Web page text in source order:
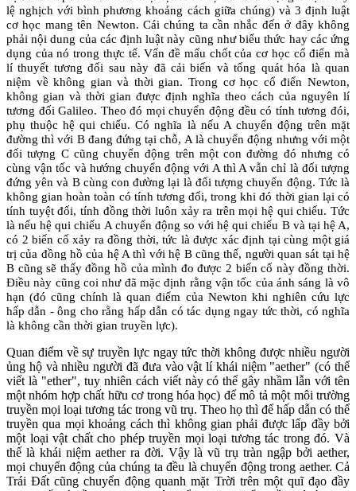
lệ nghịch với bình phương khoảng cách giữa chúng) và 3 định luật
cơ học mang tên Newton. Cái chúng ta cần nhắc đến ở đây không
phải nội dung của các định luật này cũng như biểu thức hay các ứng
dụng của nó trong thực tế. Vấn đề mấu chốt của cơ học cổ điển mà
lí thuyết tương đối sau này đã cải biến và tổng quát hóa là quan
niệm về không gian và thời gian. Trong cơ học cổ điển Newton,
không gian và thời gian được định nghĩa theo cách của nguyên lí
tương đối Galileo. Theo đó mọi chuyển động đều có tính tương đói,
phụ thuộc hệ qui chiếu. Có nghĩa là nếu A chuyển động trên mặt
đường thì với B đang đứng tại chỗ, A là chuyển động nhưng với một
đối tượng C cũng chuyển động trên một con đường đó nhưng có
cùng vận tốc và hướng chuyển động với A thì A vẫn chỉ là đối tượng
đứng yên và B cùng con đường lại là đối tượng chuyển động. Tức là
không gian hoàn toàn có tính tương đối, trong khi đó thời gian lại có
tính tuyệt đối, tính đồng thời luôn xảy ra trên mọi hệ qui chiếu. Tức
là nếu hệ qui chiếu A chuyển động so với hệ qui chiếu B và tại hệ A,
có 2 biến cố xảy ra đồng thời, tức là được xác định tại cùng một giá
trị của đồng hồ của hệ A thì với hệ B cũng thế, người quan sát tại hệ
B cũng sẽ thấy đồng hồ của mình đo được 2 biến cố này đồng thời.
Điều này cũng coi như đã mặc định rằng vận tốc của ánh sáng là vô
hạn (đó cũng chính là quan điểm của Newton khi nghiên cứu lực
hấp dẫn - ông cho rằng hấp dẫn có tác dụng ngay tức thời, có nghĩa
là không cần thời gian truyền lực).
Quan điểm về sự truyền lực ngay tức thời không được nhiều người
ủng hộ và nhiều người đã đưa vào vật lí khái niệm "aether" (có thể
viết là "ether", tuy nhiên cách viết này có thể gây nhầm lẫn với tên
một nhóm hợp chất hữu cơ trong hóa học) để mô tả một môi trường
truyền mọi loại tương tác trong vũ trụ. Theo họ thì để hấp dẫn có thể
truyền qua mọi khoảng cách thì không gian phải được lấp đầy bởi
một loại vật chất cho phép truyền mọi loại tương tác trong đó. Và
thế là khái niệm aether ra đời. Vậy là vũ trụ tràn ngập bởi aether,
mọi chuyển động của chúng ta đều là chuyển động trong aether. Cả
Trái Đất cũng chuyển động quanh mặt Trời trên một quĩ đạo đầy